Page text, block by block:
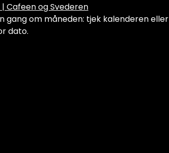
|Cafeen og Svederen
gang om måneden: tjek kalenderen eller
dato.